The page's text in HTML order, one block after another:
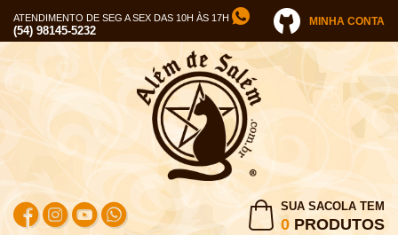
ATENDIMENTO DE SEG A SEX DAS 10H ÀS 17H
(54) 98145-5232
MINHA CONTA
SUA SACOLA TEM
0 PRODUTOS